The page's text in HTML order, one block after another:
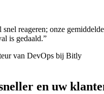
snel reageren; onze gemiddelde
is gedaald.”
van DevOps bij Bitly
en uw